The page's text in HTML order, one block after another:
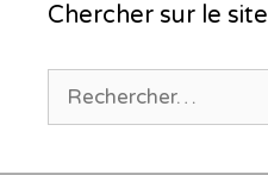
Chercher sur le site
Rechercher :